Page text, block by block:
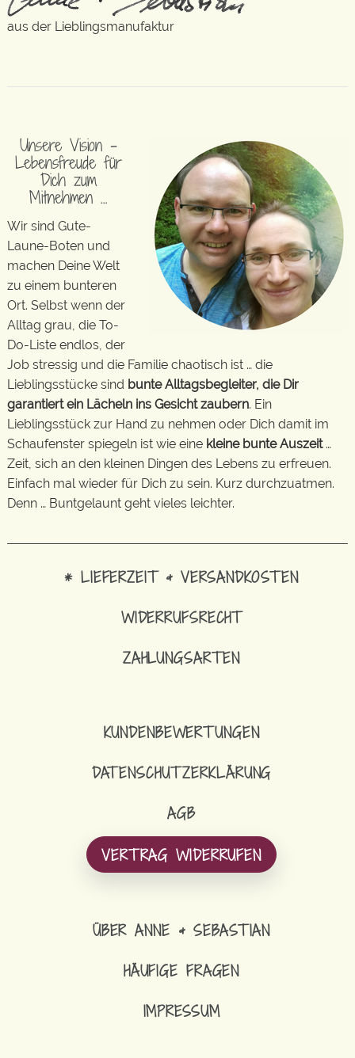
aus der Lieblingsmanufaktur
Unsere Vision –
Lebensfreude für
Dich zum
Mitnehmen …
Wir sind Gute-
Laune-Boten und
machen Deine Welt
zu einem bunteren
Ort. Selbst wenn der
Alltag grau, die To-
Do-Liste endlos, der
Job stressig und die Familie chaotisch ist … die
Lieblingsstücke sind bunte Alltagsbegleiter, die Dir
garantiert ein Lächeln ins Gesicht zaubern. Ein
Lieblingsstück zur Hand zu nehmen oder Dich damit im
Schaufenster spiegeln ist wie eine kleine bunte Auszeit…
Zeit, sich an den kleinen Dingen des Lebens zu erfreuen.
Einfach mal wieder für Dich zu sein. Kurz durchzuatmen.
Denn … Buntgelaunt geht vieles leichter.
* LIEFERZEIT & VERSANDKOSTEN
WIDERRUFSRECHT
ZAHLUNGSARTEN
KUNDENBEWERTUNGEN
DATENSCHUTZERKLÄRUNG
AGB
VERTRAG WIDERRUFEN
ÜBER ANNE & SEBASTIAN
HÄUFIGE FRAGEN
IMPRESSUM